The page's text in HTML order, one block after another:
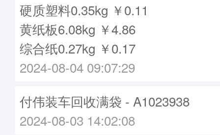
硬质塑料0.35kg ￥0.11
黄纸板6.08kg ￥4.86
综合纸0.27kg ￥0.17
2024-08-04 09:07:29
付伟装车回收满袋 - A1023938
2024-08-03 14:02:08